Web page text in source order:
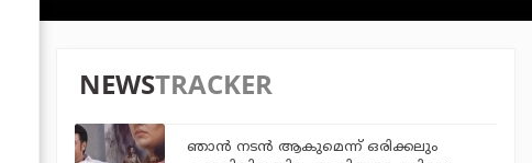
NEWSTRACKER
ഞാൻ നടൻ ആകുമെന്ന് ഒരിക്കലും